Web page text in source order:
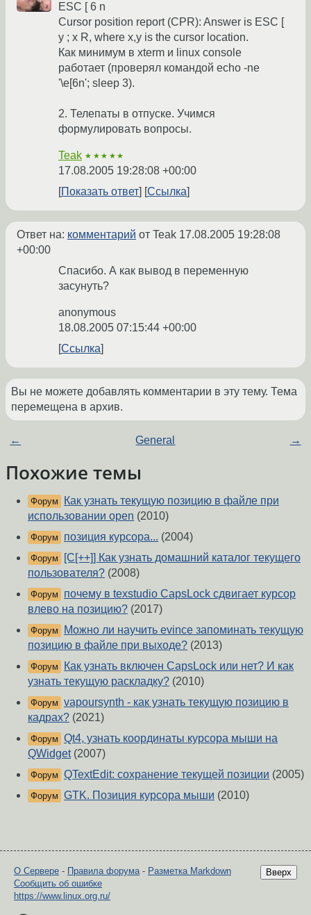
ESC [ 6 n
Cursor position report (CPR): Answer is ESC [
y ; x R, where x,y is the cursor location.
Как минимум в xterm и linux console
работает (проверял командой echo -ne
'\e[6n'; sleep 3).
2. Телепаты в отпуске. Учимся
формулировать вопросы.
Teak ★★★★★
17.08.2005 19:28:08 +00:00
Показать ответ
Ссылка
Ответ на: комментарий от Teak 17.08.2005 19:28:08
+00:00
Спасибо. А как вывод в переменную
засунуть?
anonymous
18.08.2005 07:15:44 +00:00
Ссылка
Вы не можете добавлять комментарии в эту тему. Тема
перемещена в архив.
← General →
Похожие темы
Форум
Как узнать текущую позицию в файле при
использовании open (2010)
Форум позиция курсора... (2004)
Форум
[C[++]] Как узнать домашний каталог текущего
пользователя? (2008)
Форум
почему в texstudio CapsLock сдвигает курсор
влево на позицию? (2017)
Форум
Можно ли научить evince запоминать текущую
позицию в файле при выходе? (2013)
Форум
Как узнать включен CapsLock или нет? И как
узнать текущую раскладку? (2010)
Форум vapoursynth - как узнать текущую позицию в
кадрах? (2021)
Форум Qt4, узнать координаты курсора мыши на
QWidget(2007)
Форум QTextEdit: сохранение текущей позиции (2005)
Форум GTK. Позиция курсора мыши (2010)
Вверх
О Сервере - Правила форума- Разметка Markdown
Сообщить об ошибке
https://www.linux.org.ru/